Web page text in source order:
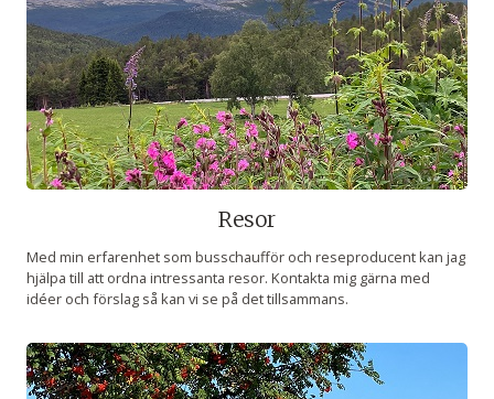
Resor
Med min erfarenhet som busschaufför och reseproducent kan jag
hjälpa till att ordna intressanta resor. Kontakta mig gärna med
idéer och förslag så kan vi se på det tillsammans.